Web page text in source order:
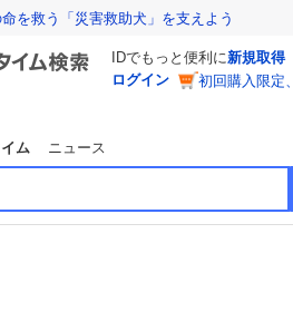
を救う「災害救助犬」を支えよう
IDでもっと便利に新規取得
ログイン
初回購入限定
ム ニュース